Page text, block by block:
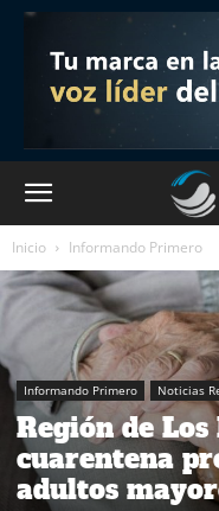
Inicio Informando Primero
Informando Primero Noticias
Región de
cuarentena
adultos